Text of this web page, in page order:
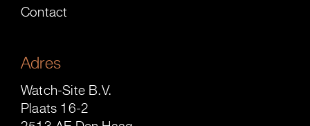
Contact
Adres
Watch-Site B.V.
Plaats 16-2